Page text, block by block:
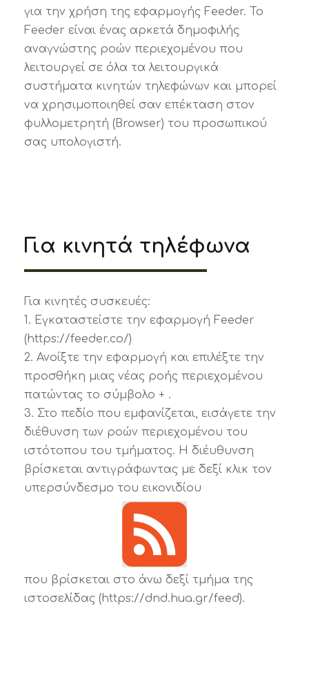
για την χρήση της εφαρμογής Feeder. Το
Feeder είναι ένας αρκετά δημοφιλής
αναγνώστης ροών περιεχομένου που
λειτουργεί σε όλα τα λειτουργικά
συστήματα κινητών τηλεφώνων και μπορεί
να χρησιμοποιηθεί σαν επέκταση στον
φυλλομετρητή (Browser) του προσωπικού
σας υπολογιστή.
Για κινητά τηλέφωνα
Για κινητές συσκευές:
1. Εγκαταστείστε την εφαρμογή Feeder
(https://feeder.co/)
2. Ανοίξτε την εφαρμογή και επιλέξτε την
προσθήκη μιας νέας ροής περιεχομένου
πατώντας το σύμβολο + .
3. Στο πεδίο που εμφανίζεται, εισάγετε την
διέθυνση των ροών περιεχομένου του
ιστότοπου του τμήματος. Η διέυθυνση
βρίσκεται αντιγράφωντας με δεξί κλικ τον
υπερσύνδεσμο του εικονιδίου
που βρίσκεται στο άνω δεξί τμήμα της
ιστοσελίδας (https://dnd.hua.gr/feed).